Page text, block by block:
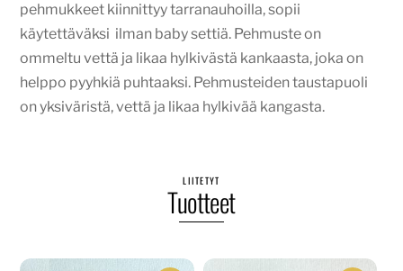
pehmukkeet kiinnittyy tarranauhoilla, sopii
käytettäväksi ilman baby settiä. Pehmuste on
ommeltu vettä ja likaa hylkivästä kankaasta, joka on
helppo pyyhkiä puhtaaksi. Pehmusteiden taustapuoli
on yksiväristä, vettä ja likaa hylkivää kangasta.
LIITETYT
Tuotteet